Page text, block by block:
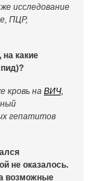
исследование
ПЦР,
какие
кровь на ВИЧ,
гепатитов
не оказалось.
возможные